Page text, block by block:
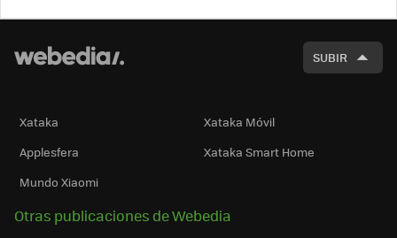
SUBIR
Xataka
Xataka Móvil
Applesfera
Xataka Smart Home
Mundo Xiaomi
Otras publicaciones de Webedia